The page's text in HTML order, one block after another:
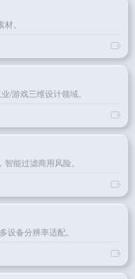
。
/游戏三维设计领域。
能过滤商用风险。
设备分辨率适配。